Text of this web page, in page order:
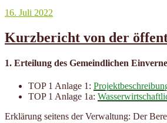
Veröffentlicht
16. Juli 2022
Kurzbericht von der
1. Erteilung des Gemeindlichen
TOP 1 Anlage 1:
TOP 1 Anlage 1a:
Erklärung seitens der Verwaltung: Der